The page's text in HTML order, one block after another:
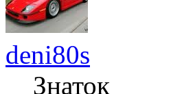
deni80s
Знаток